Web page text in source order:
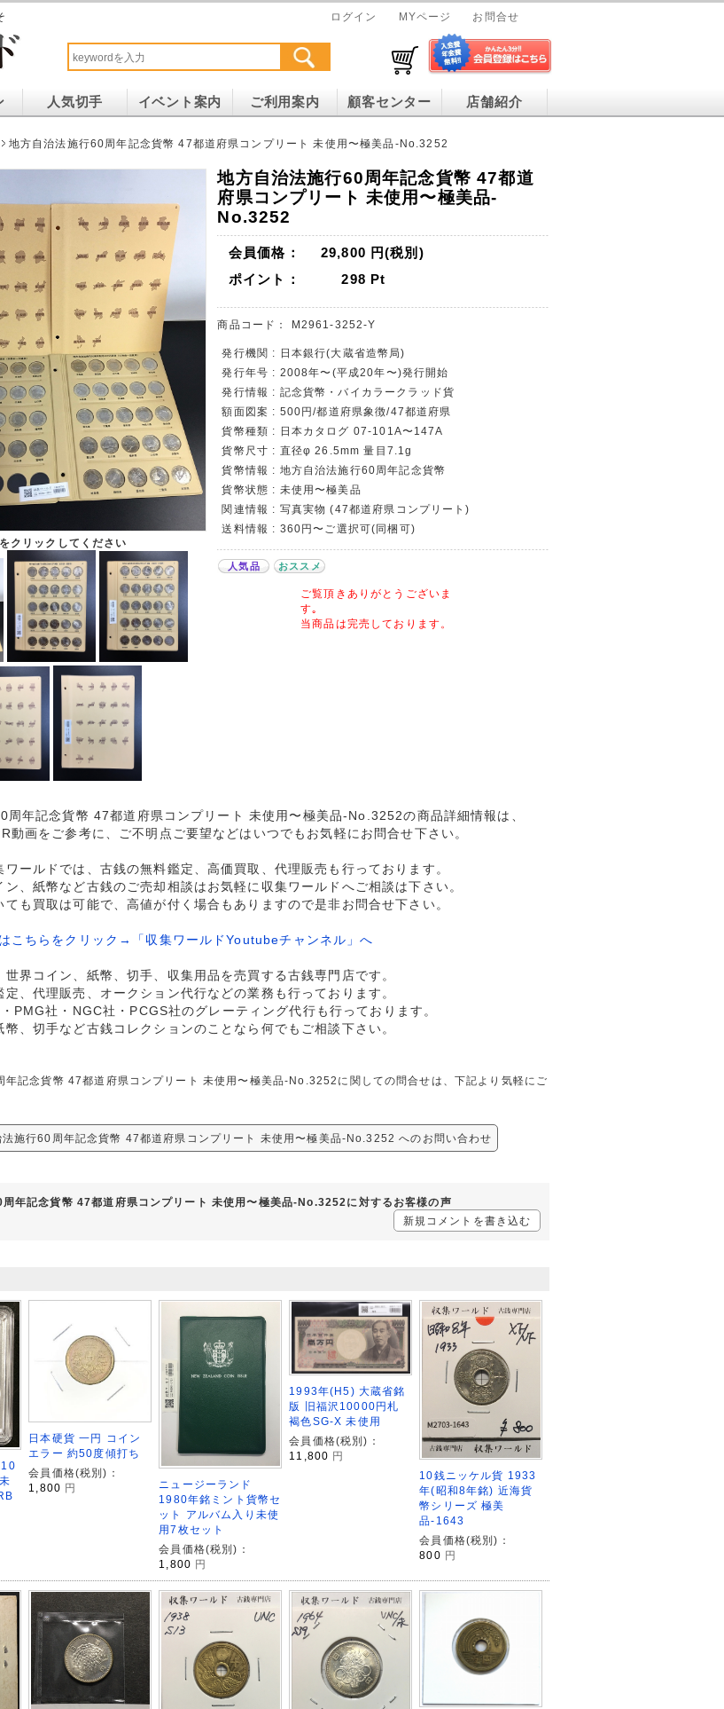
ログイン MYページ お問合せ
人気切手 イベント案内 ご利用案内 顧客センター 店舗紹介
地方自治法施行60周年記念貨幣 47都道府県コンプリート 未使用〜極美品-No.3252
クリックしてください
地方自治法施行60周年記念貨幣 47都道
府県コンプリート 未使用〜極美品-
No.3252
会員価格： 29,800 円(税別)
ポイント：
298 Pt
商品コード： M2961-3252-Y
発行機関 : 日本銀行(大蔵省造幣局)
発行年号 : 2008年〜(平成20年〜)発行開始
発行情報 : 記念貨幣・バイカラークラッド貨
額面図案 : 500円/都道府県象徴/47都道府県
貨幣種類 : 日本カタログ 07-101A〜147A
貨幣尺寸 : 直径φ 26.5mm 量目7.1g
貨幣情報 : 地方自治法施行60周年記念貨幣
貨幣状態 : 未使用〜極美品
関連情報 : 写真実物 (47都道府県コンプリート)
送料情報 : 360円〜ご選択可(同梱可)
人気品 おススメ
ご覧頂きありがとうございま
す｡
当商品は完売しております。
周年記念貨幣 47都道府県コンプリート 未使用〜極美品-No.3252の商品詳細情報は、
動画をご参考に、ご不明点ご要望などはいつでもお気軽にお問合せ下さい。
ールドでは、古銭の無料鑑定、高価買取、代理販売も行っております。
ン、紙幣など古銭のご売却相談はお気軽に収集ワールドへご相談は下さい。
も買取は可能で、高値が付く場合もありますので是非お問合せ下さい。
こちらをクリック→「収集ワールドYoutubeチャンネル」へ
世界コイン、紙幣、切手、収集用品を売買する古銭専門店です。
、代理販売、オークション代行などの業務も行っております。
PMG社・NGC社・PCGS社のグレーティング代行も行っております。
、切手など古銭コレクションのことなら何でもご相談下さい。
年記念貨幣 47都道府県コンプリート 未使用〜極美品-No.3252に関しての問合せは、下記より気軽にご
法施行60周年記念貨幣 47都道府県コンプリート 未使用〜極美品-No.3252 へのお問い合わせ
年記念貨幣 47都道府県コンプリート 未使用〜極美品-No.3252に対するお客様の声
新規コメントを書き込む
日本硬貨 一円 コイン
エラー 約50度傾打ち
会員価格(税別)：
1,800 円
ニュージーランド
1980年銘ミント貨幣セ
ット アルバム入り未使
用7枚セット
会員価格(税別)：
1,800 円
1993年(H5) 大蔵省銘
版 旧福沢10000円札
褐色SG-X 未使用
会員価格(税別)：
11,800 円
10銭ニッケル貨 1933
年(昭和8年銘) 近海貨
幣シリーズ 極美
品-1643
会員価格(税別)：
800 円